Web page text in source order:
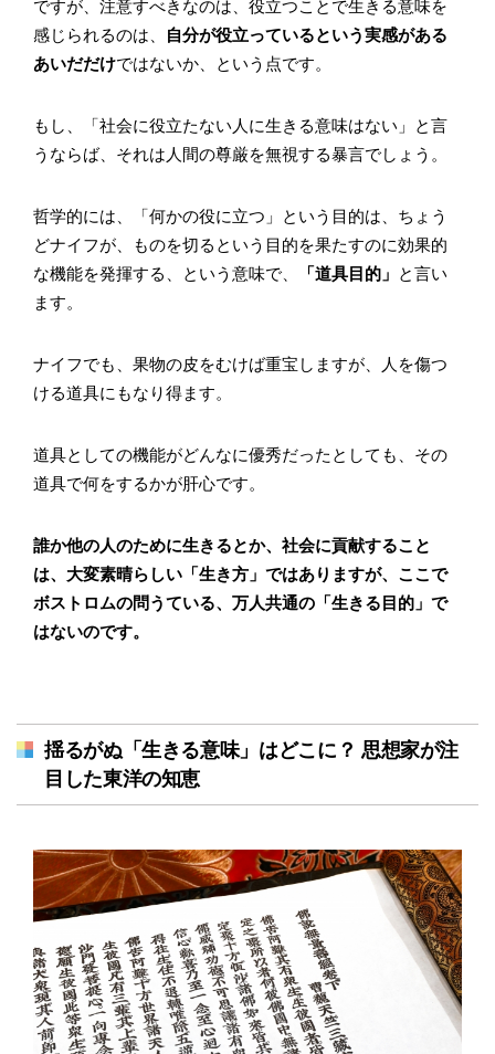
ですが、注意すべきなのは、役立つことで生きる意味を
感じられるのは、
自分が役立っているという実感がある
あいだだけではないか、という点です。
もし、「社会に役立たない人に生きる意味はない」と言
うならば、それは人間の尊厳を無視する暴言でしょう。
哲学的には、「何かの役に立つ」という目的は、ちょう
どナイフが、ものを切るという目的を果たすのに効果的
な機能を発揮する、という意味で、
「道具目的」 と言い
ます。
ナイフでも、果物の皮をむけば重宝しますが、人を傷つ
ける道具にもなり得ます。
道具としての機能がどんなに優秀だったとしても、その
道具で何をするかが肝心です。
誰か他の人のために生きるとか、社会に貢献すること
は、大変素晴らしい「生き方」ではありますが、ここで
ボストロムの問うている、万人共通の「生きる目的」で
はないのです。
揺るがぬ「生きる意味」はどこに？ 思想家が注
目した東洋の知恵